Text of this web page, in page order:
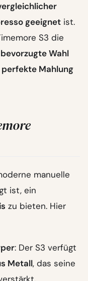
geeignet ist.
S3 die
bevorzugte Wahl
perfekte Mahlung
manuelle
ist, ein
zu bieten. Hier
: Der S3 verfügt
Metall, das seine